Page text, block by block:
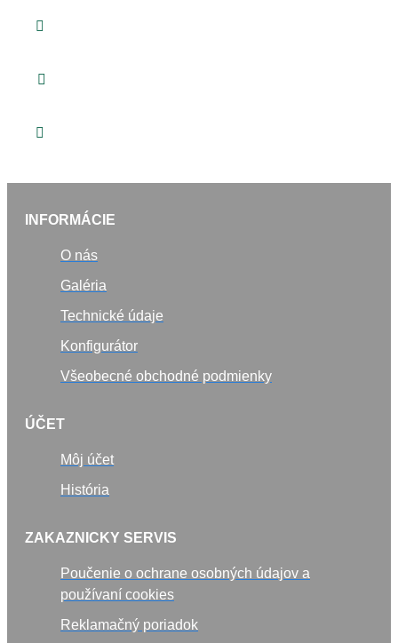
INFORMÁCIE
O nás
Galéria
Technické údaje
Konfigurátor
Všeobecné obchodné podmienky
ÚČET
Môj účet
História
ZAKAZNICKY SERVIS
Poučenie o ochrane osobných údajov a
používaní cookies
Reklamačný poriadok